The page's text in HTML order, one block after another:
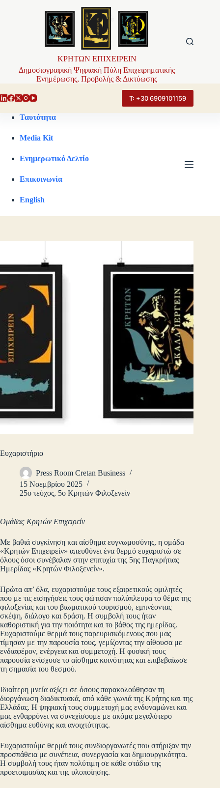
ΚΡΗΤΩΝ ΕΠΙΧΕΙΡΕΙΝ
Δημοσιογραφική Ψηφιακή Πύλη Επιχειρηματικής
Ενημέρωσης, Προβολής & Δικτύωσης
Τ: +30 6909101159
Ταυτότητα
Media Kit
Ενημερωτικό Δελτίο
Επικοινωνία
English
Ευχαριστήριο
Press Room Cretan Business
15 Νοεμβρίου 2025
25ο τεύχος, 5ο Κρητών Φιλοξενείν
Ομάδας Κρητών Επιχειρείν
Με βαθιά συγκίνηση και αίσθημα ευγνωμοσύνης, η ομάδα
«Κρητών Επιχειρείν» απευθύνει ένα θερμό ευχαριστώ σε
όλους όσοι συνέβαλαν στην επιτυχία της 5ης Παγκρήτιας
Ημερίδας «Κρητών Φιλοξενείν».
Πρώτα απ’ όλα, ευχαριστούμε τους εξαιρετικούς ομιλητές
που με τις εισηγήσεις τους φώτισαν πολύπλευρα το θέμα της
φιλοξενίας και του βιωματικού τουρισμού, εμπνέοντας
σκέψη, διάλογο και δράση. Η συμβολή τους ήταν
καθοριστική για την ποιότητα και το βάθος της ημερίδας.
Ευχαριστούμε θερμά τους παρευρισκόμενους που μας
τίμησαν με την παρουσία τους, γεμίζοντας την αίθουσα με
ενδιαφέρον, ενέργεια και συμμετοχή. Η φυσική τους
παρουσία ενίσχυσε το αίσθημα κοινότητας και επιβεβαίωσε
τη σημασία του θεσμού.
Ιδιαίτερη μνεία αξίζει σε όσους παρακολούθησαν τη
διοργάνωση διαδικτυακά, από κάθε γωνιά της Κρήτης και της
Ελλάδας. Η ψηφιακή τους συμμετοχή μας ενδυναμώνει και
μας ενθαρρύνει να συνεχίσουμε με ακόμα μεγαλύτερο
αίσθημα ευθύνης και ανοιχτότητας.
Ευχαριστούμε θερμά τους συνδιοργανωτές που στήριξαν την
προσπάθεια με συνέπεια, συνεργασία και δημιουργικότητα.
Η συμβολή τους ήταν πολύτιμη σε κάθε στάδιο της
προετοιμασίας και της υλοποίησης.